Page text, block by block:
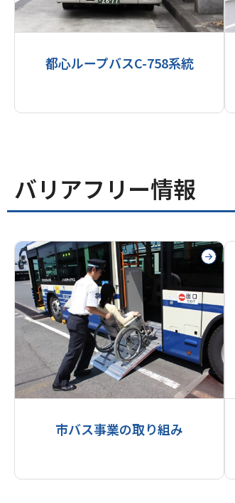
都心ループバスC-758系統
バリアフリー情報
市バス事業の取り組み